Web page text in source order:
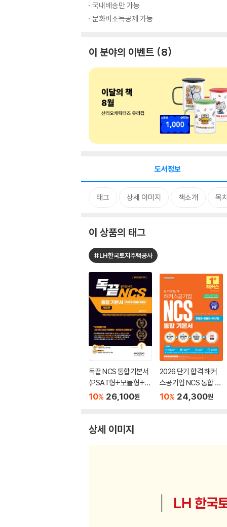
국내배송만 가능
문화비소득공제 가능
이 분야의 이벤트 8
도서정보
태그 상세 이미지 책소개 목
이 상품의 태그
#LH한국토지주택공사
독끝 NCS 통합기본서
(PSAT형+모듈형+피
듈형) 공기업 대비
10% 26,100원
2026 단기 합격 해커
스공기업 NCS 통합 기
본서(모듈형+피듈형
10% 24,300원
상세 이미지